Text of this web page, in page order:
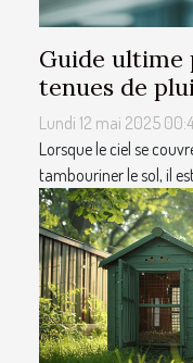
Guide ultime
tenues de
Lundi 12 mai 2025
Lorsque le ciel se
tambouriner le sol, il